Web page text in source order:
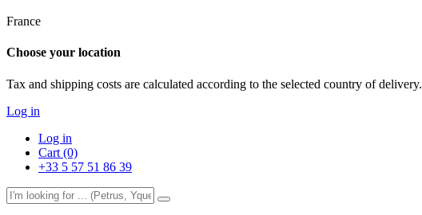
France
Choose your location
Tax and shipping costs are calculated according to the selected country of delivery.
Log in
Log in
Cart (0)
+33 5 57 51 86 39